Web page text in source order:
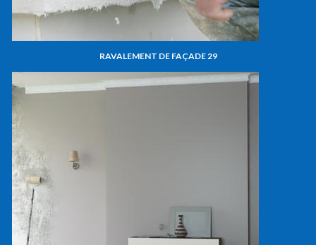
RAVALEMENT DE FAÇADE 29